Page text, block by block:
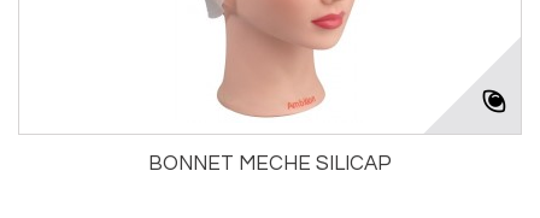
BONNET MECHE SILICAP